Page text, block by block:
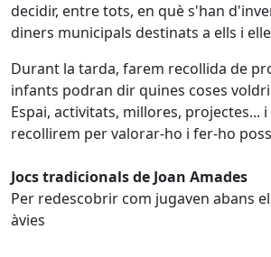
decidir, entre tots, en què s'han
diners municipals destinats a ells i
Durant la tarda, farem recollida de
infants podran dir quines coses
Espai, activitats, millores, projectes...
recollirem per valorar-ho i fer-ho
Jocs tradicionals de Joan Amades
Per redescobrir com jugaven abans
àvies